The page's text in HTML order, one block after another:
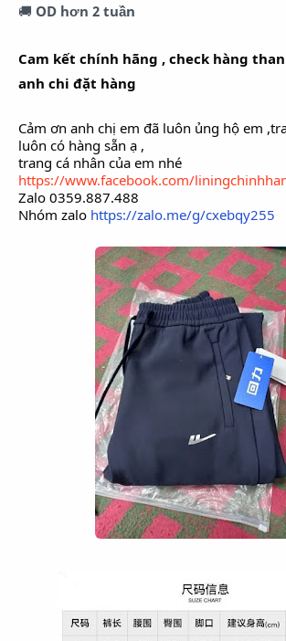
🚚 OD hơn 2 tuần
Cam kết chính hãng , check hàng
anh chi đặt hàng
Cảm ơn anh chị em đã luôn ủng hộ em
luôn có hàng sẵn ạ ,
trang cá nhân của em nhé
https://www.facebook.com/
Zalo 0359.887.488
Nhóm zalo https://zalo.me/g/cxebqy255